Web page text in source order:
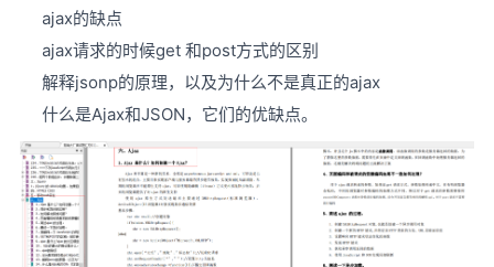
ajax的缺点
ajax请求的时候get 和post方式的区别
解释jsonp的原理，以及为什么不是真正的ajax
什么是Ajax和JSON，它们的优缺点。